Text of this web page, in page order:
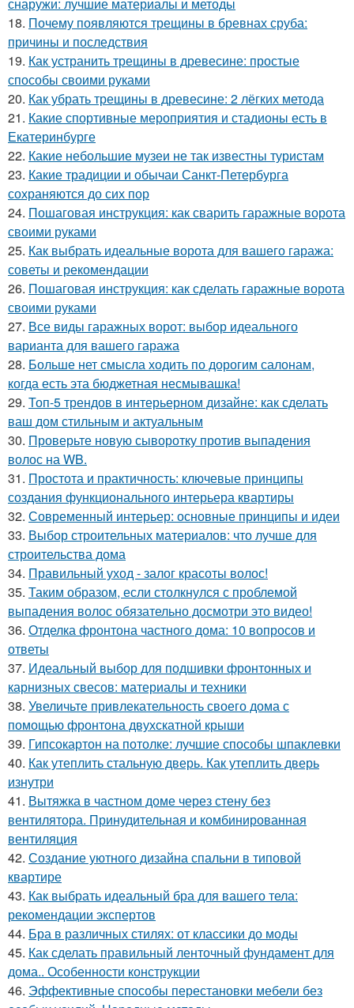
снаружи: лучшие материалы и методы
18. Почему появляются трещины в бревнах сруба:
причины и последствия
19. Как устранить трещины в древесине: простые
способы своими руками
20. Как убрать трещины в древесине: 2 лёгких метода
21. Какие спортивные мероприятия и стадионы есть в
Екатеринбурге
22. Какие небольшие музеи не так известны туристам
23. Какие традиции и обычаи Санкт-Петербурга
сохраняются до сих пор
24. Пошаговая инструкция: как сварить гаражные ворота
своими руками
25. Как выбрать идеальные ворота для вашего гаража:
советы и рекомендации
26. Пошаговая инструкция: как сделать гаражные ворота
своими руками
27. Все виды гаражных ворот: выбор идеального
варианта для вашего гаража
28. Больше нет смысла ходить по дорогим салонам,
когда есть эта бюджетная несмывашка!
29. Топ-5 трендов в интерьерном дизайне: как сделать
ваш дом стильным и актуальным
30. Проверьте новую сыворотку против выпадения
волос на WB.
31. Простота и практичность: ключевые принципы
создания функционального интерьера квартиры
32. Современный интерьер: основные принципы и идеи
33. Выбор строительных материалов: что лучше для
строительства дома
34. Правильный уход - залог красоты волос!
35. Таким образом, если столкнулся с проблемой
выпадения волос обязательно досмотри это видео!
36. Отделка фронтона частного дома: 10 вопросов и
ответы
37. Идеальный выбор для подшивки фронтонных и
карнизных свесов: материалы и техники
38. Увеличьте привлекательность своего дома с
помощью фронтона двухскатной крыши
39. Гипсокартон на потолке: лучшие способы шпаклевки
40. Как утеплить стальную дверь. Как утеплить дверь
изнутри
41. Вытяжка в частном доме через стену без
вентилятора. Принудительная и комбинированная
вентиляция
42. Создание уютного дизайна спальни в типовой
квартире
43. Как выбрать идеальный бра для вашего тела:
рекомендации экспертов
44. Бра в различных стилях: от классики до моды
45. Как сделать правильный ленточный фундамент для
дома.. Особенности конструкции
46. Эффективные способы перестановки мебели без